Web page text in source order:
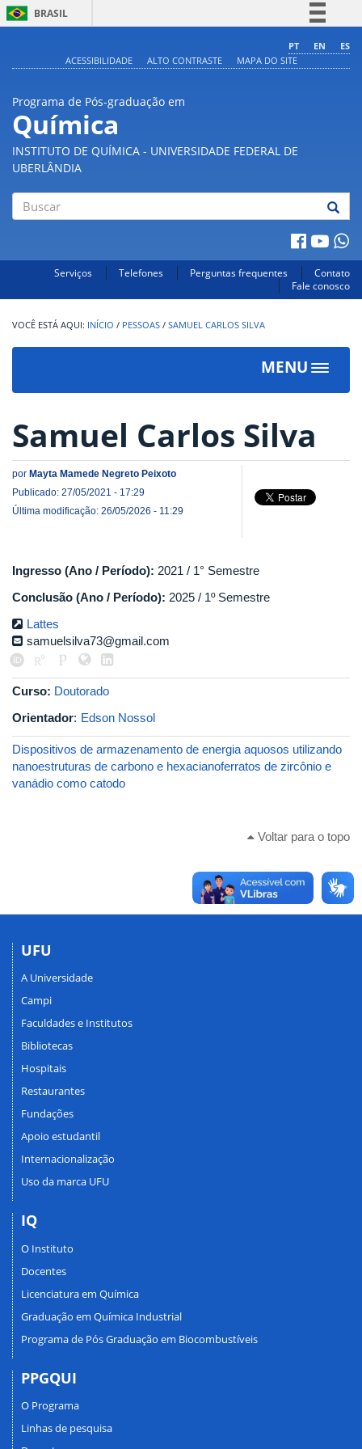
BRASIL
Comunica BR
PT EN
ES
ACESSIBILIDADE
ALTO CONTRASTE MAPA DO SITE
Programa de Pós-graduação em
Química
INSTITUTO DE QUÍMICA - UNIVERSIDADE FEDERAL DE
UBERLÂNDIA
Serviços Telefones Perguntas frequentes
Contato
Fale conosco
INÍCIO / PESSOAS / SAMUEL CARLOS SILVA
MENU
Toggle
Samuel Carlos Silva
por Mayta Mamede Negreto Peixoto
Publicado: 27/05/2021 - 17:29
Última modificação: 26/05/2026 - 11:29
Ingresso (Ano / Período): 2021 / 1° Semestre
Conclusão (Ano / Período): 2025 / 1º Semestre
Lattes
samuelsilva73@gmail.com
Curso: Doutorado
Orientador: Edson Nossol
Dispositivos de armazenamento de energia aquosos utilizando
nanoestruturas de carbono e hexacianoferratos de zircônio e
vanádio como catodo
Voltar para o topo
UFU
A Universidade
Campi
Faculdades e Institutos
Bibliotecas
Hospitais
Restaurantes
Fundações
Apoio estudantil
Internacionalização
Uso da marca UFU
IQ
O Instituto
Docentes
Licenciatura em Química
Graduação em Química Industrial
Programa de Pós Graduação em Biocombustíveis
PPGQUI
O Programa
Linhas de pesquisa